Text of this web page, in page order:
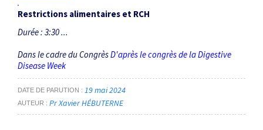
Restrictions alimentaires et RCH
Durée : 3:30 ...
Dans le cadre du CongrèsD'après le congrès de la Digestive
Disease Week
DATE DE PARUTION 19 mai 2024
AUTEUR Pr Xavier HÉBUTERNE